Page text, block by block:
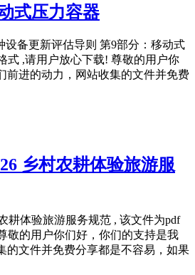
式压力容器
设备更新评估导则 第9部分：移动式
式 ,请用户放心下载! 尊敬的用户你
前进的动力，网站收集的文件并免费
乡村农耕体验旅游服
耕体验旅游服务规范 , 该文件为pdf
敬的用户你们好，你们的支持是我
的文件并免费分享都是不容易，如果